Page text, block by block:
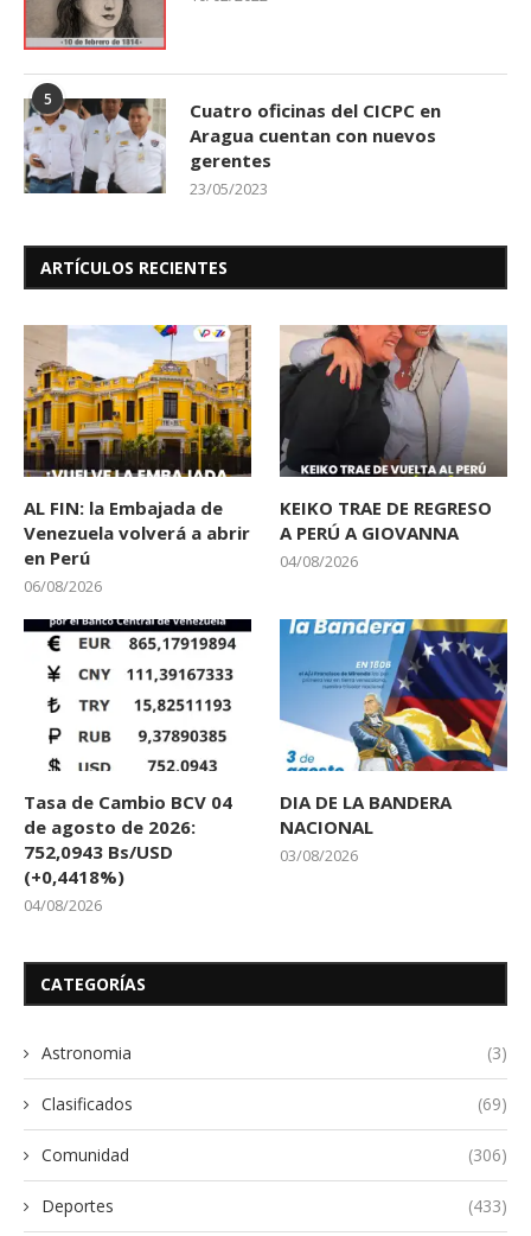
5
Cuatro oficinas del CICPC en
Aragua cuentan con nuevos
gerentes
23/05/2023
ARTÍCULOS RECIENTES
AL FIN: la Embajada de
Venezuela volverá a abrir
en Perú
06/08/2026
KEIKO TRAE DE REGRESO
A PERÚ A GIOVANNA
04/08/2026
Tasa de Cambio BCV 04
de agosto de 2026:
752,0943 Bs/USD
(+0,4418%)
04/08/2026
DIA DE LA BANDERA
NACIONAL
03/08/2026
CATEGORÍAS
Astronomia (3)
Clasificados (69)
Comunidad (306)
Deportes (433)